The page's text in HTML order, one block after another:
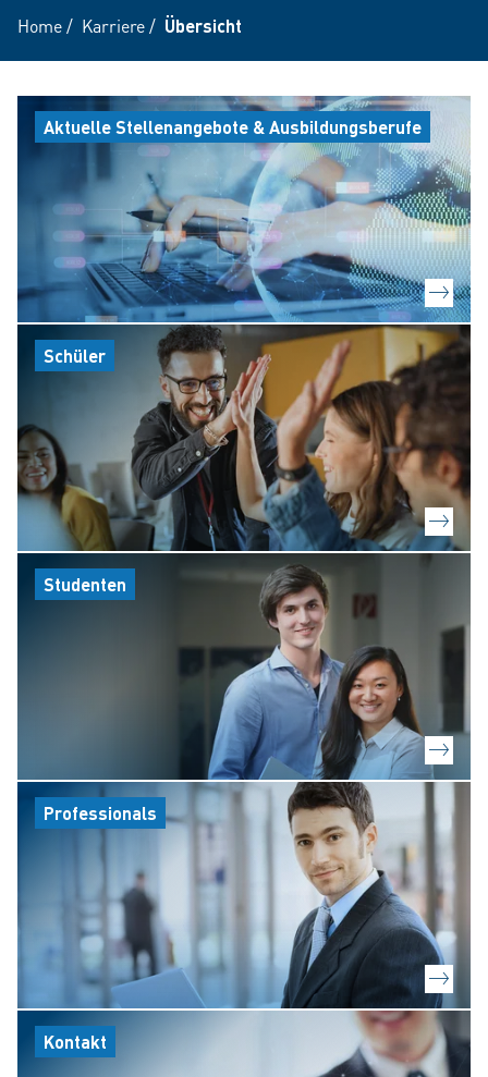
Home/ Karriere/ Übersicht
Aktuelle Stellenangebote & Ausbildungsberufe
Schüler
Studenten
Professionals
Kontakt